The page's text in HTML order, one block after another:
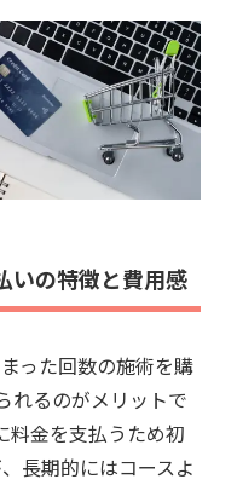
いの特徴と費用感
った回数の施術を購
れるのがメリットで
料金を支払うため初
長期的にはコースよ